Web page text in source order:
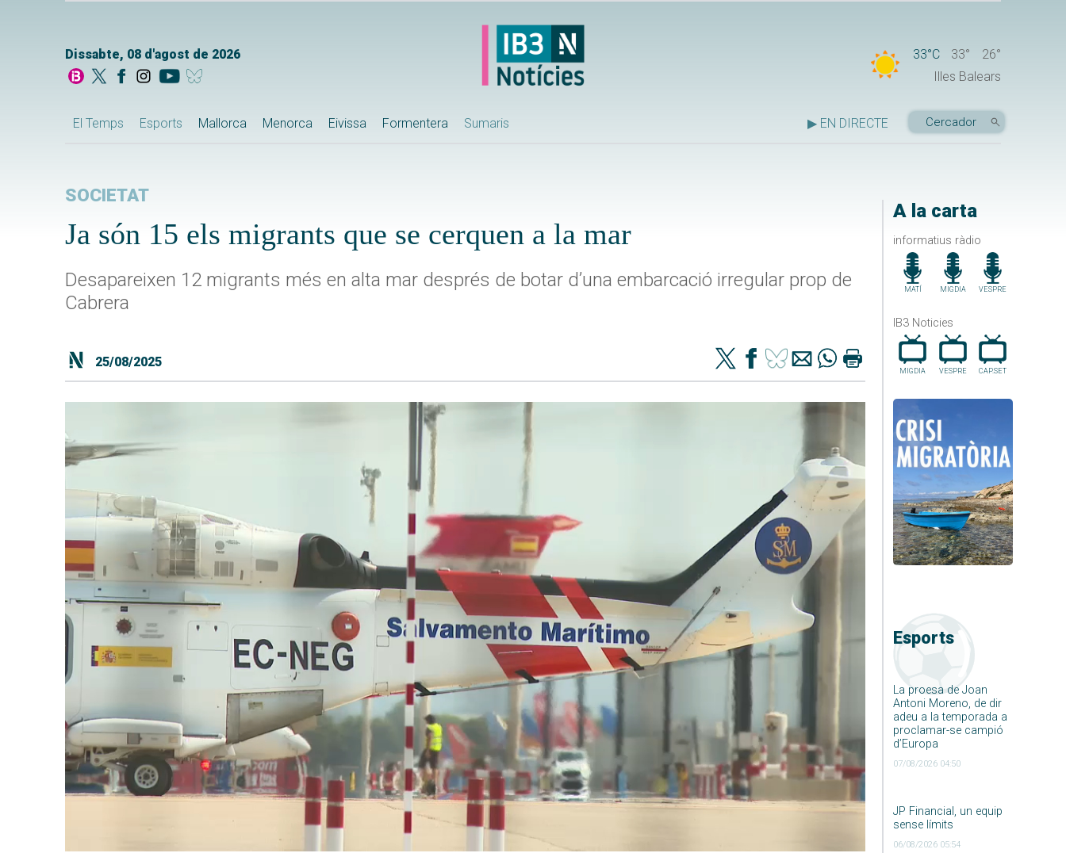
Dissabte, 08 d'agost de 2026 33°C 33°
26°
Illes Balears
El Temps Esports Mallorca Menorca Eivissa Formentera Sumaris ▶ EN DIRECTE
A la carta
informatius ràdio
MATÍ MIGDIA VESPRE
IB3 Noticies
MIGDIA VESPRE CAP.SET
Esports
La proesa de Joan
Antoni Moreno, de dir
adeu a la temporada a
proclamar-se campió
d’Europa
07/08/2026 04:50
JP Financial, un equip
sense límits
06/08/2026 05:54
SOCIETAT
Ja són 15 els migrants que se cerquen a la mar
Desapareixen 12 migrants més en alta mar després de botar d’una embarcació irregular prop de
Cabrera
25/08/2025